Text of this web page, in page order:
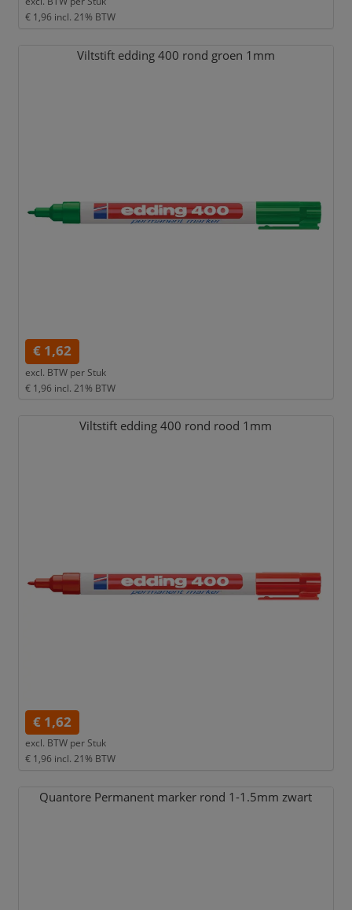
€ 1,96 incl. 21% BTW
Viltstift edding 400 rond groen 1mm
€ 1,62
excl. BTW per Stuk
€ 1,96 incl. 21% BTW
Viltstift edding 400 rond rood 1mm
€ 1,62
excl. BTW per Stuk
€ 1,96 incl. 21% BTW
Quantore Permanent marker rond 1-1.5mm zwart